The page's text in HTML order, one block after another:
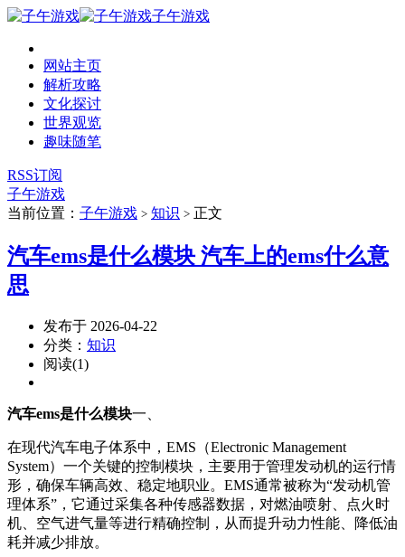
子午游戏
网站主页
解析攻略
文化探讨
世界观览
趣味随笔
RSS订阅
子午游戏
当前位置： 子午游戏 > 知识 > 正文
汽车ems是什么模块 汽车上的ems什么意
思
发布于 2026-04-22
分类： 知识
阅读(1)
汽车ems是什么模块一、
在现代汽车电子体系中，EMS（Electronic Management
System）一个关键的控制模块，主要用于管理发动机的运行情
形，确保车辆高效、稳定地职业。EMS通常被称为“发动机管
理体系”，它通过采集各种传感器数据，对燃油喷射、点火时
机、空气进气量等进行精确控制，从而提升动力性能、降低油
耗并减少排放。